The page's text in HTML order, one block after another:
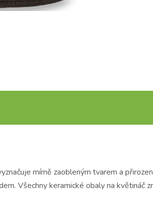
mírně zaobleným tvarem a
Všechny keramické obaly na květináč